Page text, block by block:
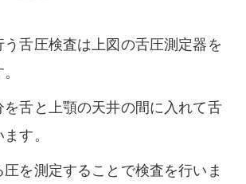
舌圧検査は上図の舌圧測定器を
舌と上顎の天井の間に入れて舌
す。
を測定することで検査を行いま